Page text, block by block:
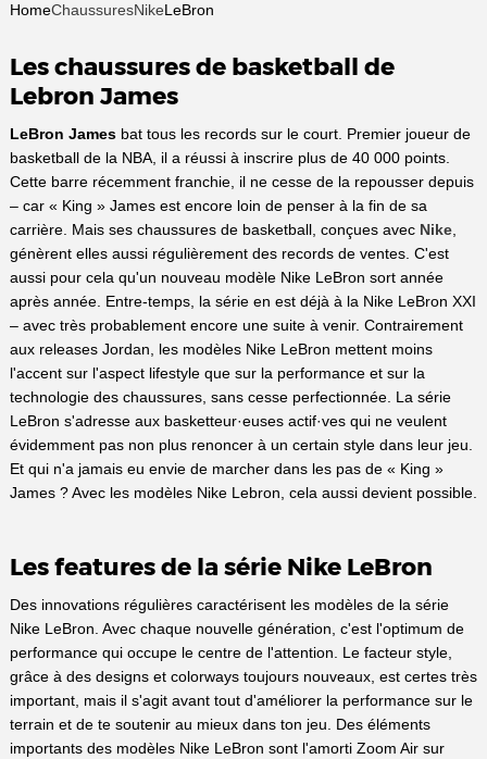
HomeChaussuresNikeLeBron
Les chaussures de basketball de
Lebron James
LeBron Jamesbat tous les records sur le court. Premier joueur de
basketball de la NBA, il a réussi à inscrire plus de 40 000 points.
Cette barre récemment franchie, il ne cesse de la repousser depuis
– car « King » James est encore loin de penser à la fin de sa
carrière. Mais ses chaussures de basketball, conçues avec Nike,
génèrent elles aussi régulièrement des records de ventes. C'est
aussi pour cela qu'un nouveau modèle Nike LeBron sort année
après année. Entre-temps, la série en est déjà à la Nike LeBron XXI
– avec très probablement encore une suite à venir. Contrairement
aux releases Jordan, les modèles Nike LeBron mettent moins
l'accent sur l'aspect lifestyle que sur la performance et sur la
technologie des chaussures, sans cesse perfectionnée. La série
LeBron s'adresse aux basketteur·euses actif·ves qui ne veulent
évidemment pas non plus renoncer à un certain style dans leur jeu.
Et qui n'a jamais eu envie de marcher dans les pas de « King »
James ? Avec les modèles Nike Lebron, cela aussi devient possible.
Les features de la série Nike LeBron
Des innovations régulières caractérisent les modèles de la série
Nike LeBron. Avec chaque nouvelle génération, c'est l'optimum de
performance qui occupe le centre de l'attention. Le facteur style,
grâce à des designs et colorways toujours nouveaux, est certes très
important, mais il s'agit avant tout d'améliorer la performance sur le
terrain et de te soutenir au mieux dans ton jeu. Des éléments
importants des modèles Nike LeBron sont l'amorti Zoom Air sur